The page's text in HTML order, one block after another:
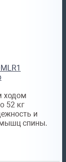
ходом
52 кг
и
спины.